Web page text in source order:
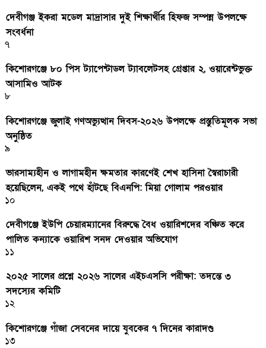
দেবীগঞ্জ ইকরা মডেল মাদ্রাসার দুই শিক্ষার্থীর হিফজ সম্পন্ন উপলক্ষে
সংবর্ধনা
৭
কিশোরগঞ্জে ৮০ পিস ট্যাপেন্টাডল ট্যাবলেটসহ গ্রেপ্তার ২, ওয়ারেন্টভুক্ত
আসামিও আটক
৮
কিশোরগঞ্জে জুলাই গণঅভ্যুত্থান দিবস-২০২৬ উপলক্ষে প্রস্তুতিমূলক সভা
অনুষ্ঠিত
৯
ভারসাম্যহীন ও লাগামহীন ক্ষমতার কারণেই শেখ হাসিনা স্বৈরাচারী
হয়েছিলেন, একই পথে হাঁটছে বিএনপি: মিয়া গোলাম পরওয়ার
১০
দেবীগঞ্জে ইউপি চেয়ারম্যানের বিরুদ্ধে বৈধ ওয়ারিশদের বঞ্চিত করে
পালিত কন্যাকে ওয়ারিশ সনদ দেওয়ার অভিযোগ
১১
২০২৫ সালের প্রশ্নে ২০২৬ সালের এইচএসসি পরীক্ষা: তদন্তে ৩
সদস্যের কমিটি
১২
কিশোরগঞ্জে গাঁজা সেবনের দায়ে যুবকের ৭ দিনের কারাদণ্ড
১৩